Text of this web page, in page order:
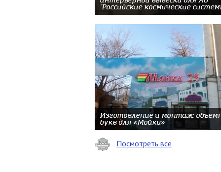
"Российские космические
Изготовление и монтаж
букв для «Мойки»
Посмотреть все